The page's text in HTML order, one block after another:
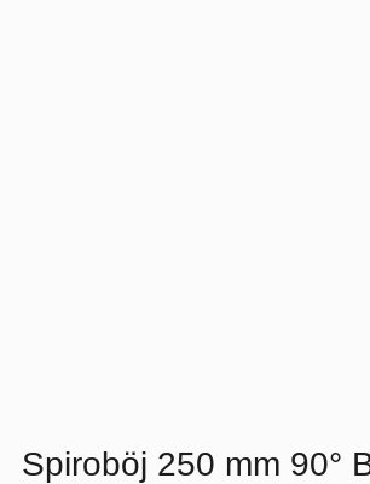
Spiroböj 250 mm 90°